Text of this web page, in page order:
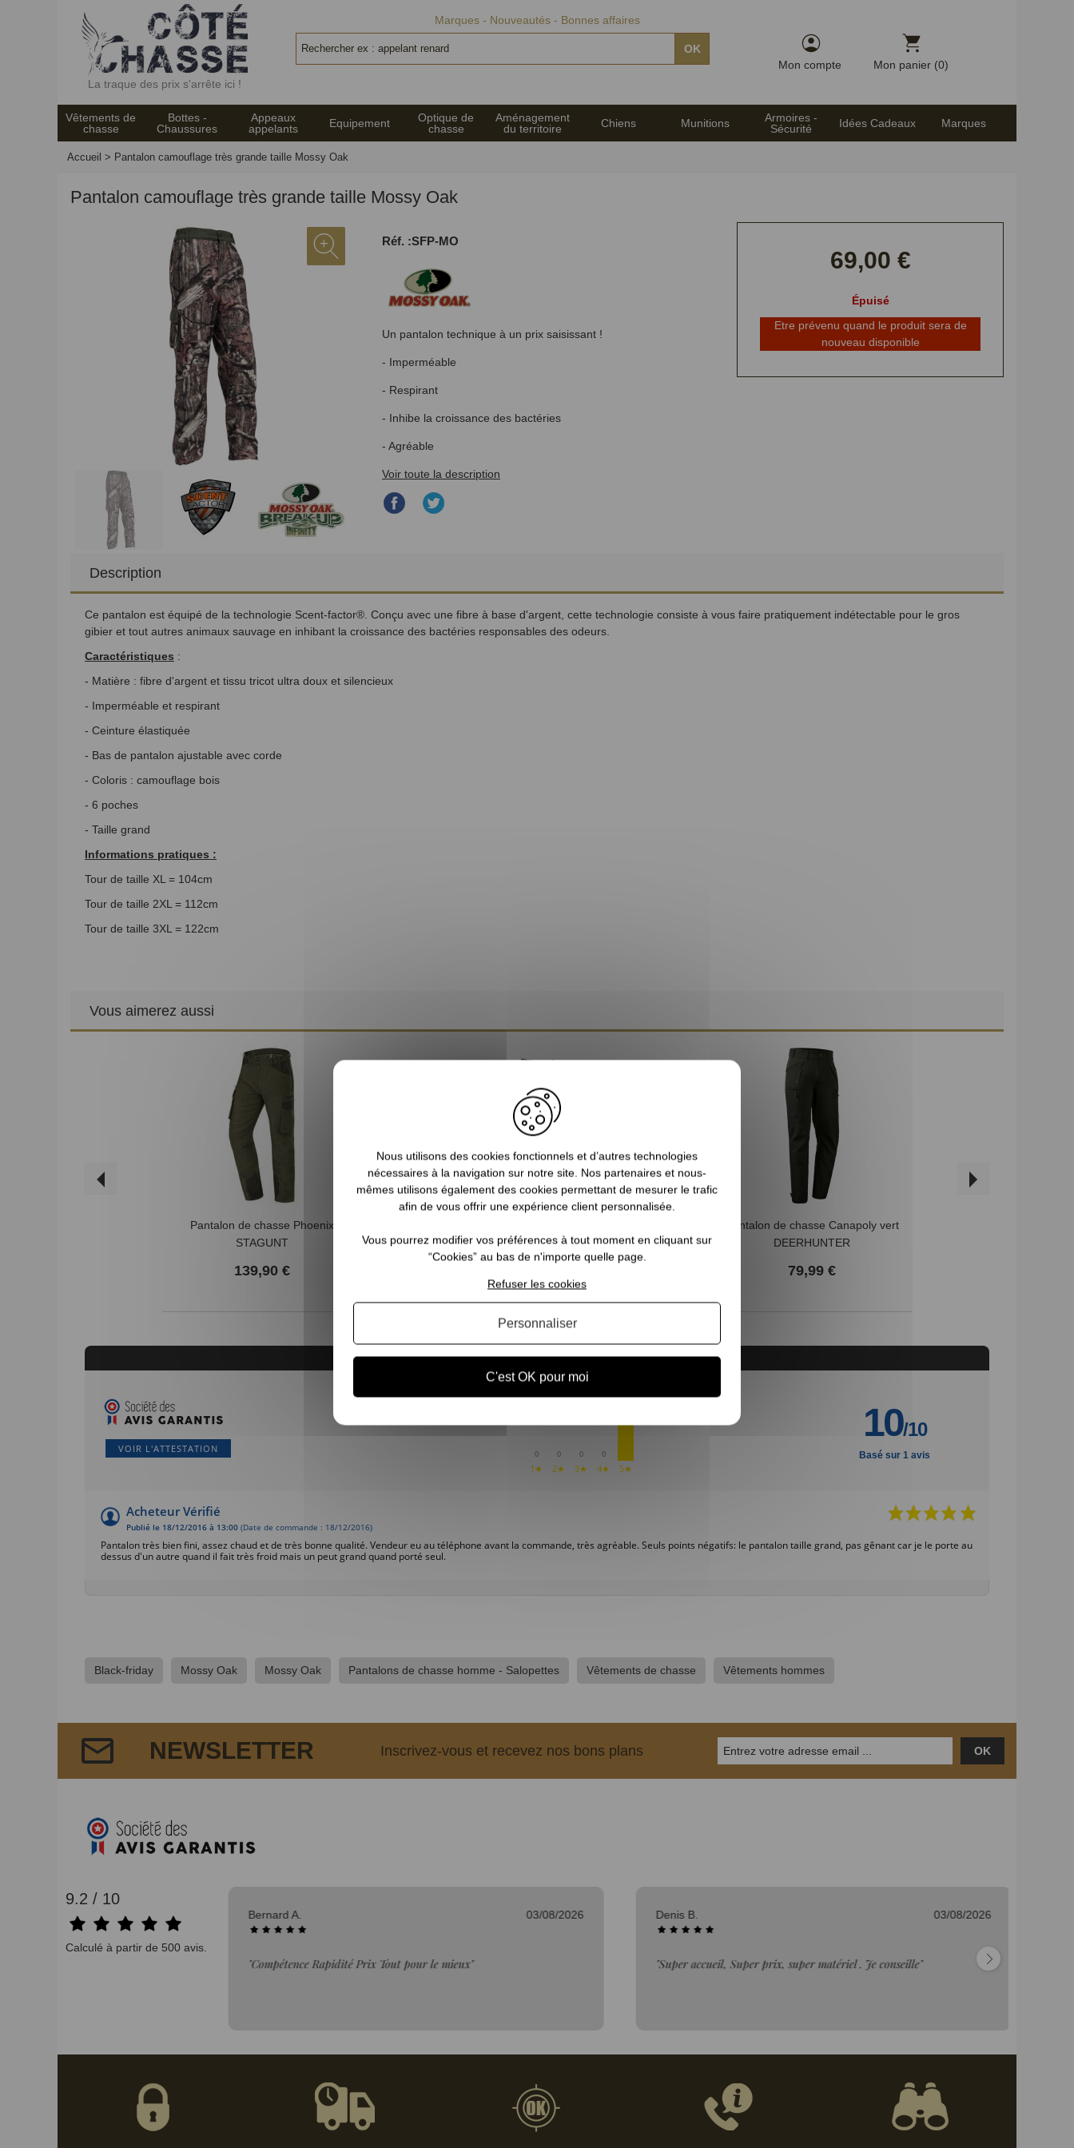
La traque des prix s'arrête ici !
Marques Nouveautés Bonnes affaires
Mon compte Mon panier (0)
OK
Vêtements de
chasse
Bottes -
Chaussures
Appeaux
appelants
Equipement
Optique de
chasse
Aménagement
du territoire
Chiens Munitions
Armoires -
Sécurité
Idées Cadeaux Marques
Accueil > Pantalon camouflage très grande taille Mossy Oak
Pantalon camouflage très grande taille Mossy Oak
Réf. :SFP-MO
Un pantalon technique à un prix saisissant !
- Imperméable
- Respirant
- Inhibe la croissance des bactéries
- Agréable
Voir toute la description
Partager
69,00 €
Épuisé
Etre prévenu quand le produit sera de
nouveau disponible
Description
Ce pantalon est équipé de la technologie Scent-factor®. Conçu avec une fibre à base d'argent, cette technologie consiste à vous faire pratiquement indétectable pour le gros
gibier et tout autres animaux sauvage en inhibant la croissance des bactéries responsables des odeurs.
Caractéristiques :
- Matière : fibre d'argent et tissu tricot ultra doux et silencieux
- Imperméable et respirant
- Ceinture élastiquée
- Bas de pantalon ajustable avec corde
- Coloris : camouflage bois
- 6 poches
- Taille grand
Informations pratiques :
Tour de taille XL = 104cm
Tour de taille 2XL = 112cm
Tour de taille 3XL = 122cm
Vous aimerez aussi
Pantalon de chasse Phoenix
STAGUNT
139,90 €
Pant Rapace Kaki/Blaze PRO HUNT
Pantalon de chasse Canapoly vert
DEERHUNTER
79,99 €
AVIS CONCERNANT LE PRODUIT
VOIR L'ATTESTATION 0
1★
0
2★
0
3★
0
4★ 5★
10/10
Basé sur 1 avis
Acheteur Vérifié
Publié le 18/12/2016 à 13:00 (Date de commande : 18/12/2016)
Pantalon très bien fini, assez chaud et de très bonne qualité. Vendeur eu au téléphone avant la commande, très agréable. Seuls points négatifs: le pantalon taille grand, pas gênant car je le porte au
dessus d'un autre quand il fait très froid mais un peut grand quand porté seul.
Black-friday Mossy Oak Mossy Oak Pantalons de chasse homme - Salopettes Vêtements de chasse Vêtements hommes
NEWSLETTER OK
Inscrivez-vous et recevez nos bons plans
9.2 / 10
Calculé à partir de 500 avis.
04/08/2026 Bernard A. 03/08/2026
"Compétence Rapidité Prix Tout pour le mieux"
Denis B. 03/08/2026
"Super accueil, Super prix, super matériel . Je conseille"
Nous utilisons des cookies fonctionnels et d’autres technologies
nécessaires à la navigation sur notre site. Nos partenaires et nous-
mêmes utilisons également des cookies permettant de mesurer le trafic
afin de vous offrir une expérience client personnalisée.
Vous pourrez modifier vos préférences à tout moment en cliquant sur
“Cookies” au bas de n'importe quelle page.
C'est OK pour moi
Refuser les cookies
Personnaliser